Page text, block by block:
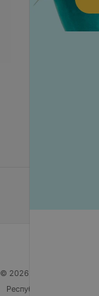
© 2026 ООО «Артокс
Республика Беларусь,